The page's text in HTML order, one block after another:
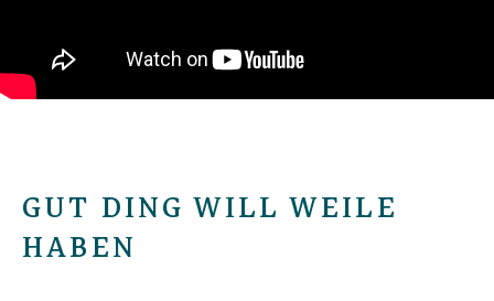
GUT DING WILL WEILE
HABEN